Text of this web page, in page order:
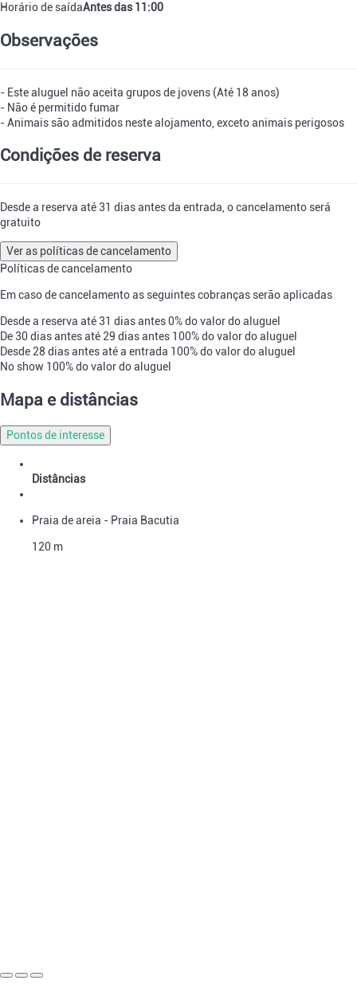
Horário de saídaAntes das 11:00
Observações
- Este aluguel não aceita grupos de jovens (Até 18 anos)
- Não é permitido fumar
- Animais são admitidos neste alojamento, exceto animais perigosos
Condições de reserva
Desde a reserva até 31 dias antes da entrada, o cancelamento será
gratuito
Ver as políticas de cancelamento
Políticas de cancelamento
Em caso de cancelamento as seguintes cobranças serão aplicadas
Desde a reserva até 31 dias antes0% do valor do aluguel
De 30 dias antes até 29 dias antes 100% do valor do aluguel
Desde 28 dias antes até a entrada 100% do valor do aluguel
No show 100% do valor do aluguel
Mapa e distâncias
Pontos de interesse
Distâncias
Praia de areia - Praia Bacutia
120 m